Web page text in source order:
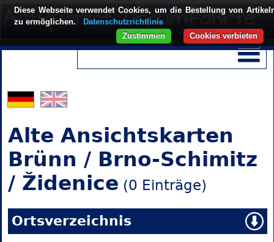
Alte Ansichtskarten
Brünn / Brno-Schimitz
/ Židenice (0 Einträge)
Ortsverzeichnis
Diese Webseite verwendet Cookies, um die Bestellung von
zu ermöglichen.
Datenschutzrichtlinie
Cookies verbieten
Zustimmen